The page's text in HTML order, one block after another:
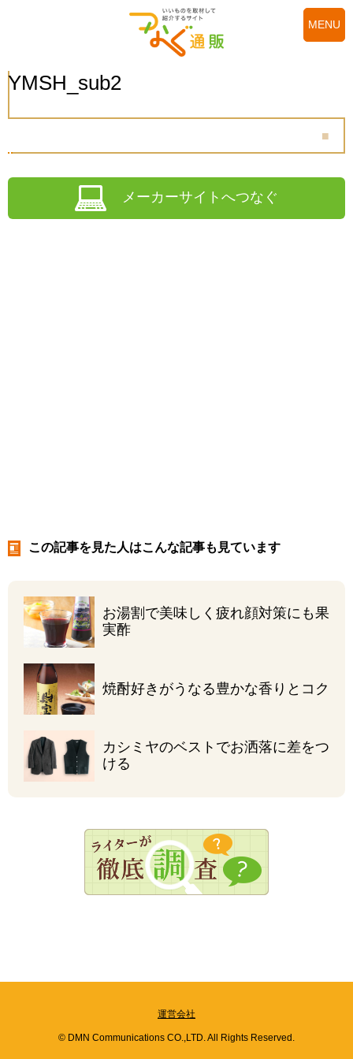
MENU
YMSH_sub2
メーカーサイトへつなぐ
この記事を見た人はこんな記事も見ています
お湯割で美味しく 疲れ顔対策にも果
実酢
焼酎好きがうなる豊かな香りとコク
カシミヤのベストでお洒落に差をつ
ける
運営会社
© DMN Communications CO.,LTD. All Rights Reserved.